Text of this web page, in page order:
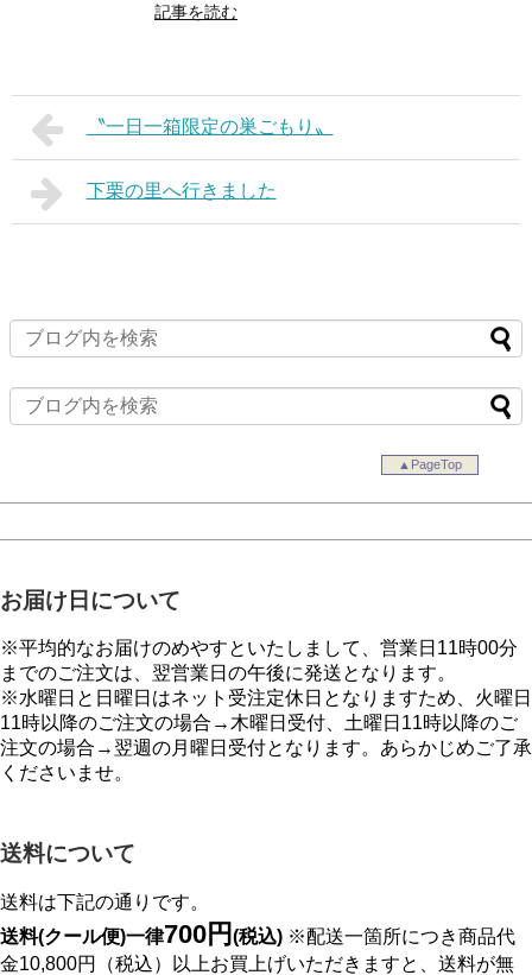
記事を読む
〝一日一箱限定の巣ごもり〟
下栗の里へ行きました
▲PageTop
お届け日について
※平均的なお届けのめやすといたしまして、営業日11時00分
までのご注文は、翌営業日の午後に発送となります。
※水曜日と日曜日はネット受注定休日となりますため、火曜日
11時以降のご注文の場合→木曜日受付、土曜日11時以降のご
注文の場合→翌週の月曜日受付となります。あらかじめご了承
くださいませ。
送料について
送料は下記の通りです。
送料(クール便)一律700円 (税込) ※配送一箇所につき商品代
金10,800円（税込）以上お買上げいただきますと、送料が無